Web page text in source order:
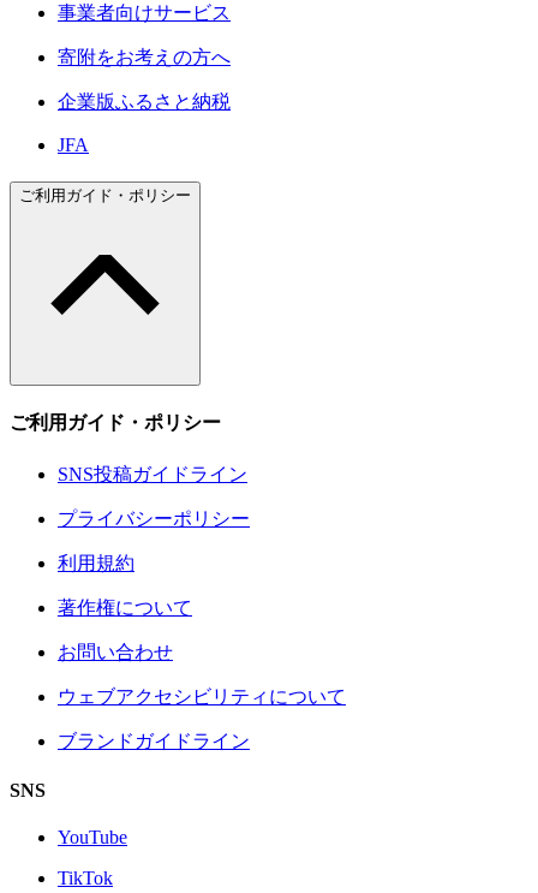
事業者向けサービス
寄附をお考えの方へ
企業版ふるさと納税
JFA
ご利用ガイド・ポリシー
ご利用ガイド・ポリシー
SNS投稿ガイドライン
プライバシーポリシー
利用規約
著作権について
お問い合わせ
ウェブアクセシビリティについて
ブランドガイドライン
SNS
YouTube
TikTok